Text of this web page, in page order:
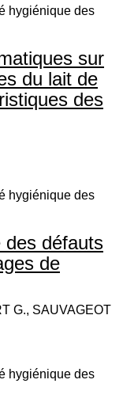
hygiénique des
sur
du lait de
des
hygiénique des
des défauts
de
G., SAUVAGEOT
hygiénique des